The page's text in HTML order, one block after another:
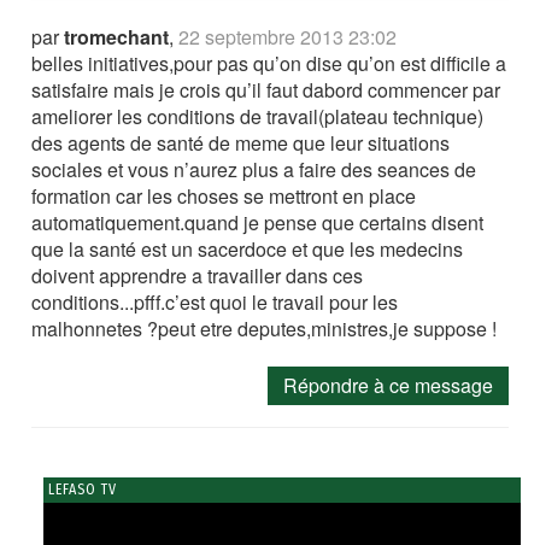
partromechant,22 septembre 2013 23:02
belles initiatives,pour pas qu’on dise qu’on est difficile a
satisfaire mais je crois qu’il faut dabord commencer par
ameliorer les conditions de travail(plateau technique)
des agents de santé de meme que leur situations
sociales et vous n’aurez plus a faire des seances de
formation car les choses se mettront en place
automatiquement.quand je pense que certains disent
que la santé est un sacerdoce et que les medecins
doivent apprendre a travailler dans ces
conditions...pfff.c’est quoi le travail pour les
malhonnetes ?peut etre deputes,ministres,je suppose !
Répondre à ce message
LEFASO TV